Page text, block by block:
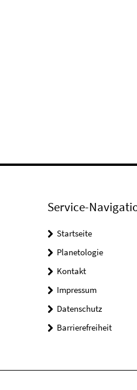
Service-
Startseite
Planetologie
Kontakt
Impressum
Datenschutz
Barrierefreiheit